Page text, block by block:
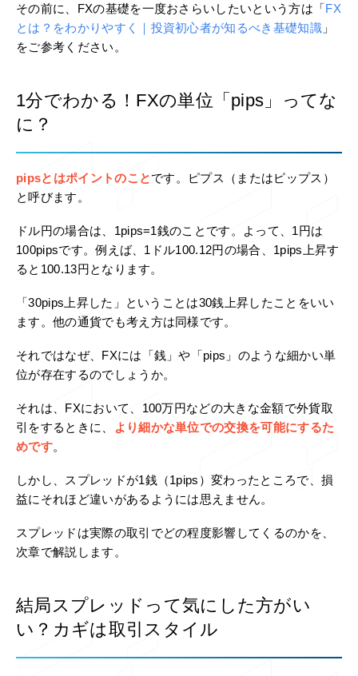
その前に、FXの基礎を一度おさらいしたいという方は「 FX
とは？をわかりやすく｜投資初心者が知るべき基礎知識」
をご参考ください。
1分でわかる！FXの単位「pips」ってな
に？
pipsとはポイントのことです。ピプス（またはピップス）
と呼びます。
ドル円の場合は、1pips=1銭のことです。よって、1円は
100pipsです。例えば、1ドル100.12円の場合、1pips上昇す
ると100.13円となります。
「30pips上昇した」ということは30銭上昇したことをいい
ます。他の通貨でも考え方は同様です。
それではなぜ、FXには「銭」や「pips」のような細かい単
位が存在するのでしょうか。
それは、FXにおいて、100万円などの大きな金額で外貨取
引をするときに、
より細かな単位での交換を可能にするた
めです。
しかし、スプレッドが1銭（1pips）変わったところで、損
益にそれほど違いがあるようには思えません。
スプレッドは実際の取引でどの程度影響してくるのかを、
次章で解説します。
結局スプレッドって気にした方がい
い？カギは取引スタイル